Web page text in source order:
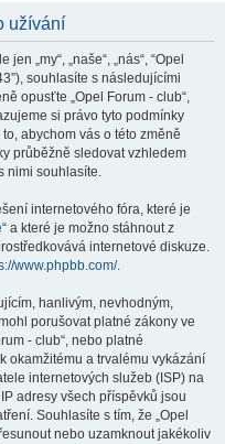
užívání
„my“, „naše“, „nás“, “Opel
souhlasíte s následujícími
opusťte „Opel Forum - club“,
si právo tyto podmínky
abychom vás o této změně
průběžně sledovat vzhledem
nimi souhlasíte.
internetového fóra, které je
“ a které je možno stáhnout z
internetové diskuze.
www.phpbb.com/.
hanlivým, nevhodným,
porušovat platné zákony ve
- club“, nebo platné
okamžitému a trvalému vykázání
internetových služeb (ISP) na
adresy všech příspěvků jsou
Souhlasíte s tím, že „Opel
nebo uzamknout jakékoliv